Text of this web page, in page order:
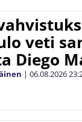
veti
Diego
| 06.08.2026